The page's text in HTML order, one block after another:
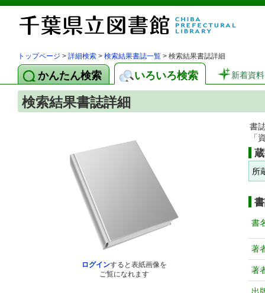
トップページ > 詳細検索 > 検索結果書誌一覧 > 検索結果書誌詳細
かんたん検索 いろいろ検索 新着資料
検索結果書誌詳細
ログインすると表紙画像を
ご覧になれます
書
「
所
書
著
著